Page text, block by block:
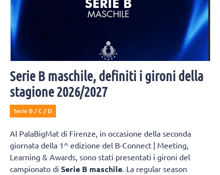
Serie B maschile, definiti i gironi della
stagione 2026/2027
Serie B / C / D
Al PalaBigMat di Firenze, in occasione della seconda
giornata della 1^ edizione del B-Connect | Meeting,
Learning & Awards, sono stati presentati i gironi del
campionato di Serie B maschile. La regular season